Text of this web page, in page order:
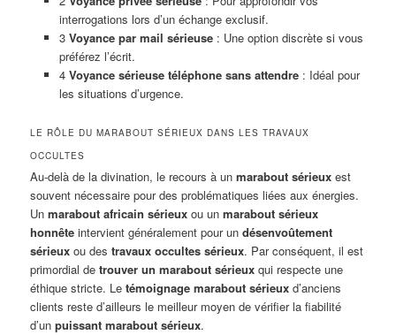
interrogations lors d’un échange exclusif.
3 Voyance par mail sérieuse: Une option discrète si vous
préférez l’écrit.
4 Voyance sérieuse téléphone sans attendre: Idéal pour
les situations d’urgence.
LE RÔLE DU MARABOUT SÉRIEUX DANS LES TRAVAUX
OCCULTES
Au-delà de la divination, le recours à unmarabout sérieux est
souvent nécessaire pour des problématiques liées aux énergies.
Unmarabout africain sérieux ou unmarabout sérieux
honnête intervient généralement pour undésenvoûtement
sérieux ou destravaux occultes sérieux. Par conséquent, il est
primordial detrouver un marabout sérieux qui respecte une
éthique stricte. Letémoignage marabout sérieux d’anciens
clients reste d’ailleurs le meilleur moyen de vérifier la fiabilité
d’unpuissant marabout sérieux.